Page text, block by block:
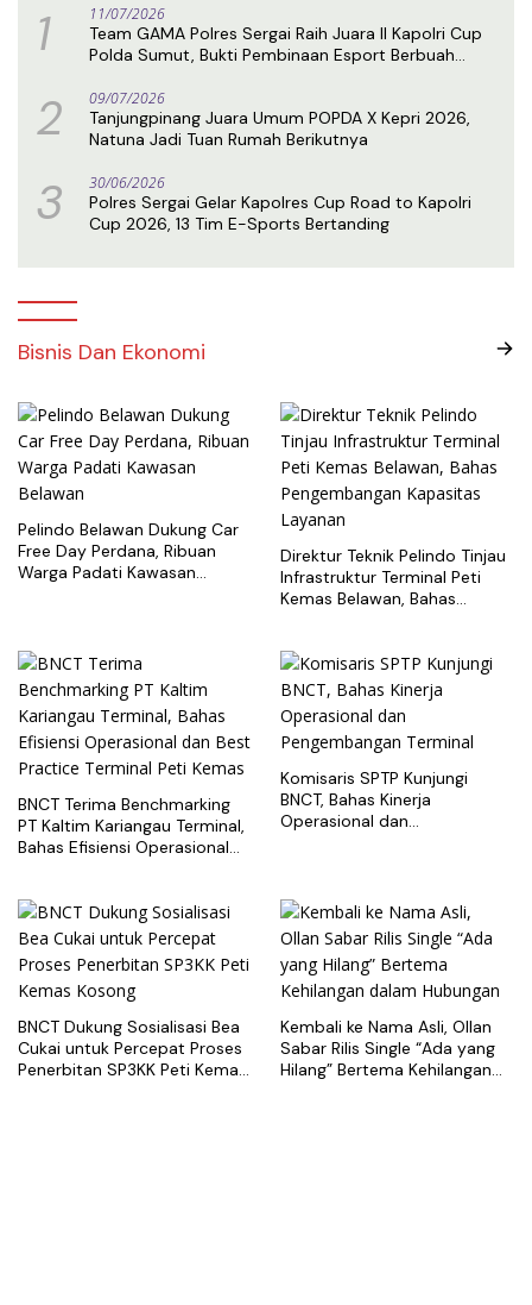
1 11/07/2026
Team GAMA Polres Sergai Raih Juara II Kapolri Cup
Polda Sumut, Bukti Pembinaan Esport Berbuah
2 09/07/2026
Tanjungpinang Juara Umum POPDA X Kepri 2026,
Natuna Jadi Tuan Rumah Berikutnya
3 30/06/2026
Polres Sergai Gelar Kapolres Cup Road to Kapolri
Cup 2026, 13 Tim E-Sports Bertanding
Bisnis Dan Ekonomi
Pelindo Belawan Dukung Car
Free Day Perdana, Ribuan
Warga Padati Kawasan
Direktur Teknik Pelindo Tinjau
Infrastruktur Terminal Peti
Kemas Belawan, Bahas
BNCT Terima Benchmarking
PT Kaltim Kariangau Terminal,
Bahas Efisiensi Operasional
Komisaris SPTP Kunjungi
BNCT, Bahas Kinerja
Operasional dan
BNCT Dukung Sosialisasi Bea
Cukai untuk Percepat Proses
Penerbitan SP3KK Peti Kemas
Kembali ke Nama Asli, Ollan
Sabar Rilis Single “Ada yang
Hilang” Bertema Kehilangan